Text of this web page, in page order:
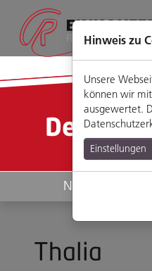
Seiteninhalt
Hauptmenü
Footermenü
Website-
Suche
News
Thalia
Hinweis zu
Unsere
können wir
ausgewertet.
Einstellungen